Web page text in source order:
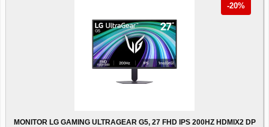
-20%
MONITOR LG GAMING ULTRAGEAR G5, 27 FHD IPS 200HZ HDMIX2 DP